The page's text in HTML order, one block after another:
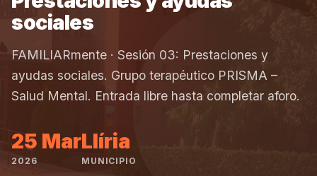
sociales
FAMILIARmente · Sesión 03: Prestaciones y
ayudas sociales. Grupo terapéutico PRISMA –
Salud Mental. Entrada libre hasta completar aforo.
25 Mar
2026
Llíria
MUNICIPIO